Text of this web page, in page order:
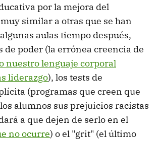
por la mejora del
similar a otras que se han
aulas tiempo después,
de poder (la errónea creencia de
nuestro lenguaje corporal
liderazgo), los tests de
(programas que creen que
alumnos sus prejuicios racistas
a que dejen de serlo en el
no ocurre) o el "grit" (el último